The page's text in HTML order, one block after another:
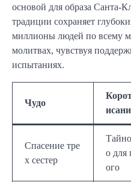
основой для образа Санта-
традиции сохраняет
миллионы людей по всему
молитвах, чувствуя
испытаниях.
Чудо
Спасение тре
х сестер
о для
ого